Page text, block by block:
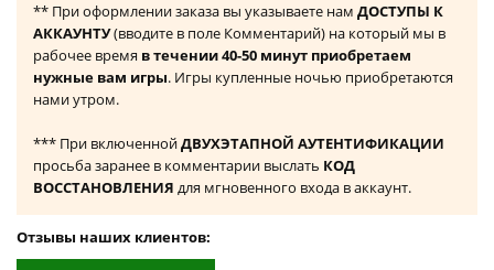
** При оформлении заказа вы указываете нам ДОСТУПЫ К
АККАУНТУ(вводите в поле Комментарий) на который мы в
рабочее время в течении 40-50 минут приобретаем
нужные вам игры. Игры купленные ночью приобретаются
нами утром.
*** При включеннойДВУХЭТАПНОЙ АУТЕНТИФИКАЦИИ
просьба заранее в комментарии выслать КОД
ВОССТАНОВЛЕНИЯ для мгновенного входа в аккаунт.
Отзывы наших клиентов: